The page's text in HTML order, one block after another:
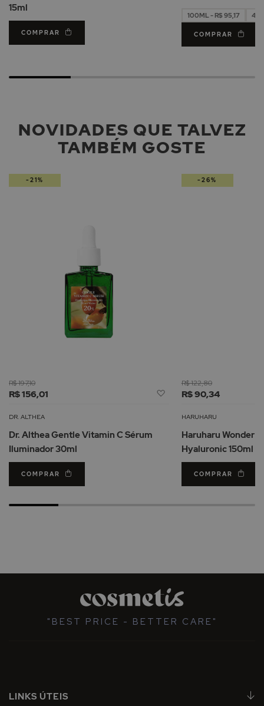
15ml
COMPRAR
100ML - R$ 95,17
COMPRAR
NOVIDADES QUE TALVEZ
TAMBÉM GOSTE
R$ 156,01
R$ 197,10
Adicionar
Lista
Desejos
DR. ALTHEA
Dr. Althea Gentle Vitamin C Sérum
Iluminador 30ml
COMPRAR
-21%
R$ 90,34
R$ 122,80
HARUHARU
Haruharu Wonder
Hyaluronic 150ml
COMPRAR
-26%
"BEST PRICE - BETTER CARE"
LINKS ÚTEIS